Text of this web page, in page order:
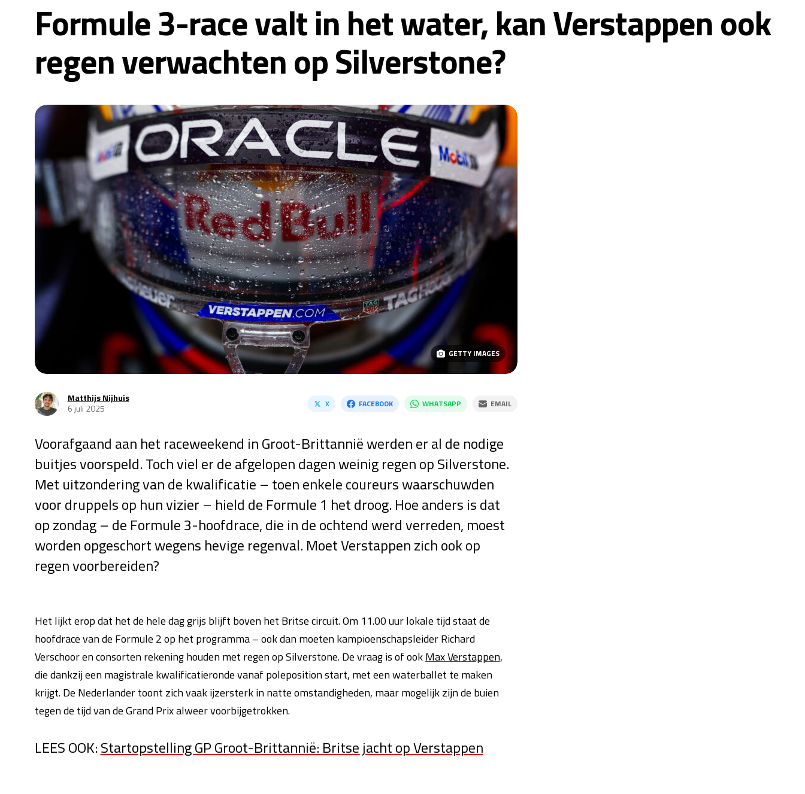
Formule 3-race valt in het water, kan Verstappen ook
regen verwachten op Silverstone?
GETTY IMAGES
Matthijs Nijhuis
6 juli 2025
X FACEBOOK WHATSAPP EMAIL
Voorafgaand aan het raceweekend in Groot-Brittannië werden er al de nodige
buitjes voorspeld. Toch viel er de afgelopen dagen weinig regen op Silverstone.
Met uitzondering van de kwalificatie – toen enkele coureurs waarschuwden
voor druppels op hun vizier – hield de Formule 1 het droog. Hoe anders is dat
op zondag – de Formule 3-hoofdrace, die in de ochtend werd verreden, moest
worden opgeschort wegens hevige regenval. Moet Verstappen zich ook op
regen voorbereiden?
Het lijkt erop dat het de hele dag grijs blijft boven het Britse circuit. Om 11.00 uur lokale tijd staat de
hoofdrace van de Formule 2 op het programma – ook dan moeten kampioenschapsleider Richard
Verschoor en consorten rekening houden met regen op Silverstone. De vraag is of ookMax Verstappen,
die dankzij een magistrale kwalificatieronde vanaf poleposition start, met een waterballet te maken
krijgt. De Nederlander toont zich vaak ijzersterk in natte omstandigheden, maar mogelijk zijn de buien
tegen de tijd van de Grand Prix alweer voorbijgetrokken.
LEES OOK:Startopstelling GP Groot-Brittannië: Britse jacht op Verstappen